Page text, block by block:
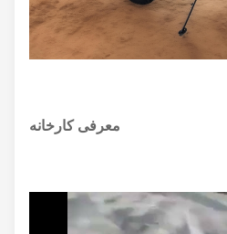
معرفی کارخانه